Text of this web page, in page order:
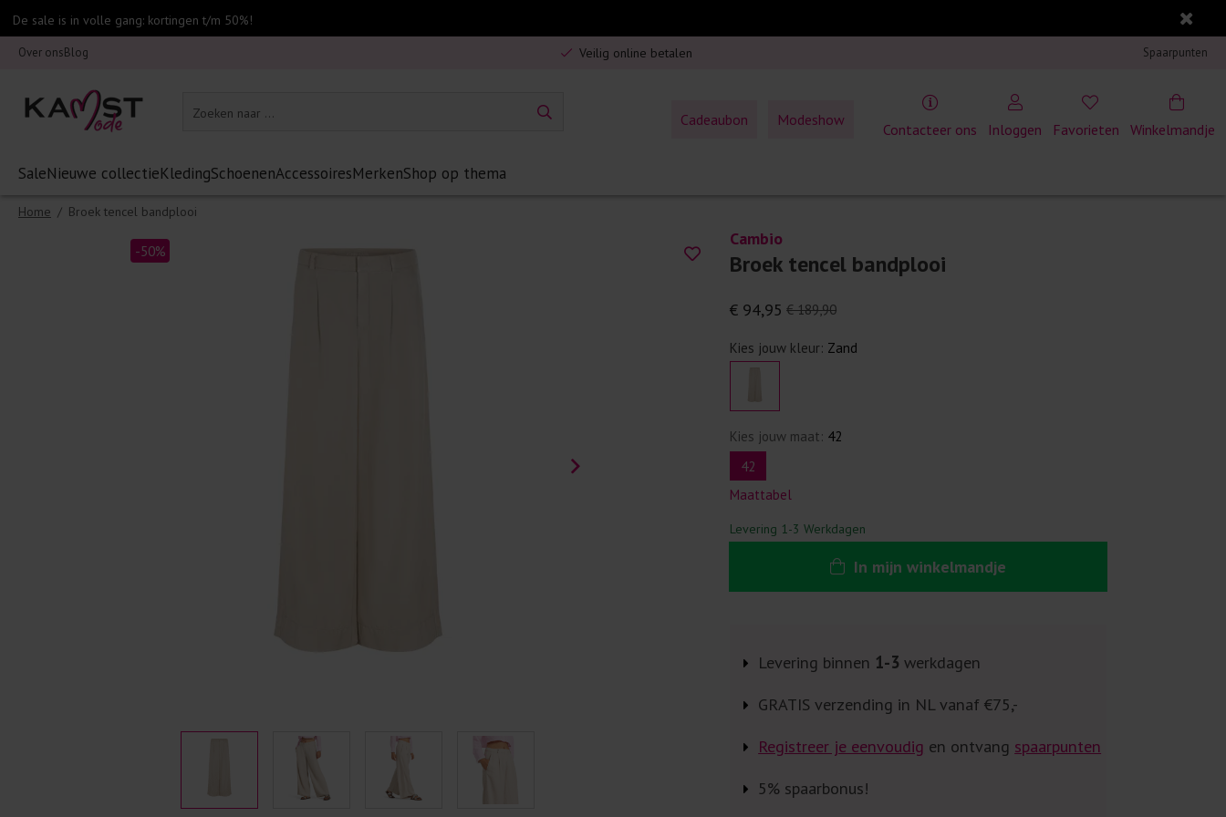
De sale is in volle gang: kortingen t/m 50%!
Over onsBlog
Veilig online betalen
Gratis verzending in Nederland vanaf €75,-
Spaarpunten
Winkelmandje
Cadeaubon Modeshow
Contacteer ons Inloggen Favorieten
SaleNieuwe collectieKledingSchoenenAccessoiresMerkenShop op thema
Home / Broek tencel bandplooi
-50%
Cambio
Broek tencel bandplooi
€ 189,90
€ 94,95
Kies jouw kleur: Zand
Kies jouw maat: 42
42
Maattabel
Levering 1-3 Werkdagen
In mijn winkelmandje
Levering binnen 1-3werkdagen
GRATIS verzending in NL vanaf €75,-
Registreer je eenvoudig en ontvang spaarpunten
5% spaarbonus!